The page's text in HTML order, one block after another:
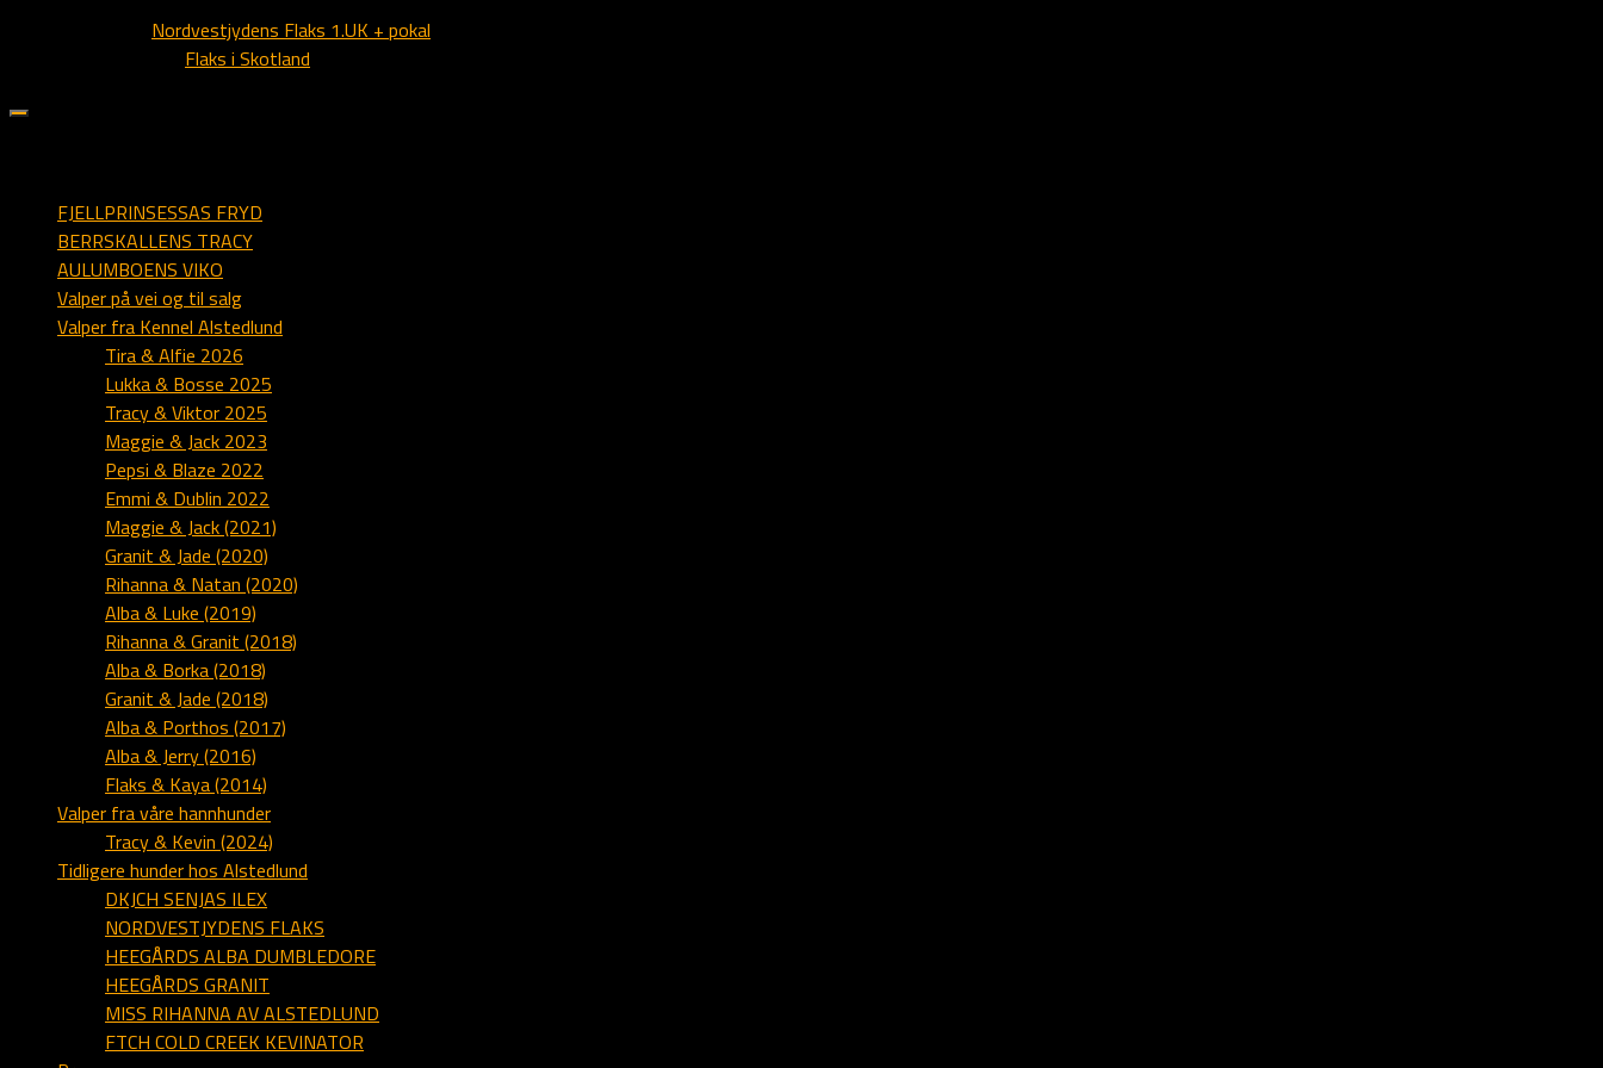
Nordvestjydens Flaks 1.UK + pokal
Flaks i Skotland
FJELLPRINSESSAS FRYD
BERRSKALLENS TRACY
AULUMBOENS VIKO
Valper på vei og til salg
Valper fra Kennel Alstedlund
Tira & Alfie 2026
Lukka & Bosse 2025
Tracy & Viktor 2025
Maggie & Jack 2023
Pepsi & Blaze 2022
Emmi & Dublin 2022
Maggie & Jack (2021)
Granit & Jade (2020)
Rihanna & Natan (2020)
Alba & Luke (2019)
Rihanna & Granit (2018)
Alba & Borka (2018)
Granit & Jade (2018)
Alba & Porthos (2017)
Alba & Jerry (2016)
Flaks & Kaya (2014)
Valper fra våre hannhunder
Tracy & Kevin (2024)
Tidligere hunder hos Alstedlund
DKJCH SENJAS ILEX
NORDVESTJYDENS FLAKS
HEEGÅRDS ALBA DUMBLEDORE
HEEGÅRDS GRANIT
MISS RIHANNA AV ALSTEDLUND
FTCH COLD CREEK KEVINATOR